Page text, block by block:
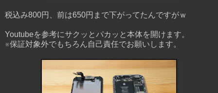
税込み800円、前は650円まで下がってたんですがｗ
Youtubeを参考にサクッとパカッと本体を開けます。
※保証対象外でもちろん自己責任でお願いします。